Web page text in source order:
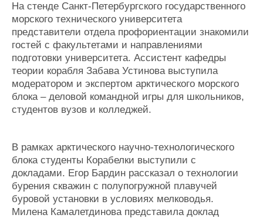
На стенде Санкт-Петербургского государственного
морского технического университета
представители отдела профориентации знакомили
гостей с факультетами и направлениями
подготовки университета. Ассистент кафедры
теории корабля Забава Устинова выступила
модератором и экспертом арктического морского
блока – деловой командной игры для школьников,
студентов вузов и колледжей.
В рамках арктического научно-технологического
блока студенты Корабелки выступили с
докладами. Егор Бардин рассказал о технологии
бурения скважин с полупогружной плавучей
буровой установки в условиях мелководья.
Милена Камалетдинова представила доклад